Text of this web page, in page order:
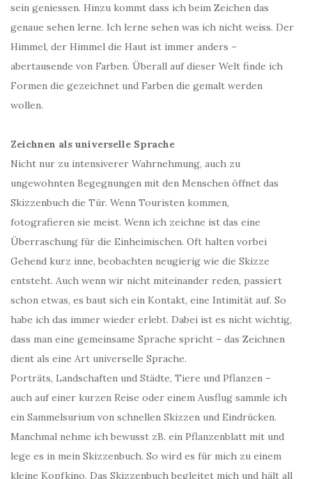
sein geniessen. Hinzu kommt dass ich beim Zeichen das
genaue sehen lerne. Ich lerne sehen was ich nicht weiss. Der
Himmel, der Himmel die Haut ist immer anders –
abertausende von Farben. Überall auf dieser Welt finde ich
Formen die gezeichnet und Farben die gemalt werden
wollen.
Zeichnen als universelle Sprache
Nicht nur zu intensiverer Wahrnehmung, auch zu
ungewohnten Begegnungen mit den Menschen öffnet das
Skizzenbuch die Tür. Wenn Touristen kommen,
fotografieren sie meist. Wenn ich zeichne ist das eine
Überraschung für die Einheimischen. Oft halten vorbei
Gehend kurz inne, beobachten neugierig wie die Skizze
entsteht. Auch wenn wir nicht miteinander reden, passiert
schon etwas, es baut sich ein Kontakt, eine Intimität auf. So
habe ich das immer wieder erlebt. Dabei ist es nicht wichtig,
dass man eine gemeinsame Sprache spricht – das Zeichnen
dient als eine Art universelle Sprache.
Porträts, Landschaften und Städte, Tiere und Pflanzen –
auch auf einer kurzen Reise oder einem Ausflug sammle ich
ein Sammelsurium von schnellen Skizzen und Eindrücken.
Manchmal nehme ich bewusst zB. ein Pflanzenblatt mit und
lege es in mein Skizzenbuch. So wird es für mich zu einem
kleine Kopfkino. Das Skizzenbuch begleitet mich und hält all